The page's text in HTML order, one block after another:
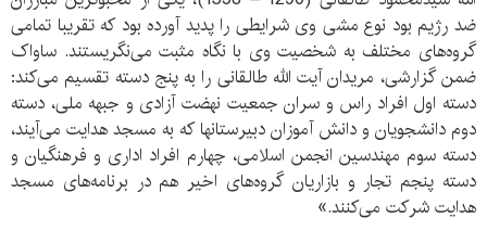
ضد رژیم بود نوع مشی وی شرایطی را پدید آورده بود که تقریبا تمامی
گروه‌های مختلف به شخصیت وی با نگاه مثبت می‌نگریستند. ساواک
ضمن گزارشی، مریدان آیت الله طالقانی را به پنج دسته تقسیم می‌کند:
دسته اول افراد راس و سران جمعیت نهضت آزادی و جبهه ملی، دسته
دوم دانشجویان و دانش آموزان دبیرستانها که به مسجد هدایت می‌آیند،
دسته سوم مهندسین انجمن اسلامی، چهارم افراد اداری و فرهنگیان و
دسته پنجم تجار و بازاریان گروه‌های اخیر هم در برنامه‌های مسجد
هدایت شرکت می‌کنند.»